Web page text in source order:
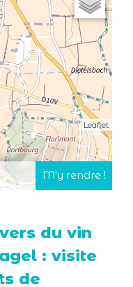
Leaflet
du vin
: visite
de